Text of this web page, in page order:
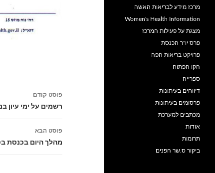
ניווט
בפוסטים
פוסט קודם
רשמים על ימי עיון
פוסט הבא
מהלך היום בכנסת
מרכז מידע לבריאות האשה
Women's Health Information
מצגת על פעילות המרכז
פרס יו"ר הכנסת
פרויקט בריאות הפה
הקו הפתוח
ספרייה
דיווחים בעיתונות
פרסומים בעיתונות
מכתבים למערכת
אודות
תרומות
ביקור ס.שר הפנים